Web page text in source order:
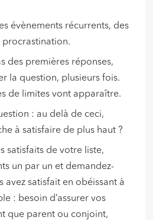
évènements récurrents, des
procrastination.
des premières réponses,
la question, plusieurs fois.
de limites vont apparaître.
: au delà de ceci,
à satisfaire de plus haut ?
satisfaits de votre liste,
un par un et demandez-
avez satisfait en obéissant à
: besoin d’assurer vos
que parent ou conjoint,